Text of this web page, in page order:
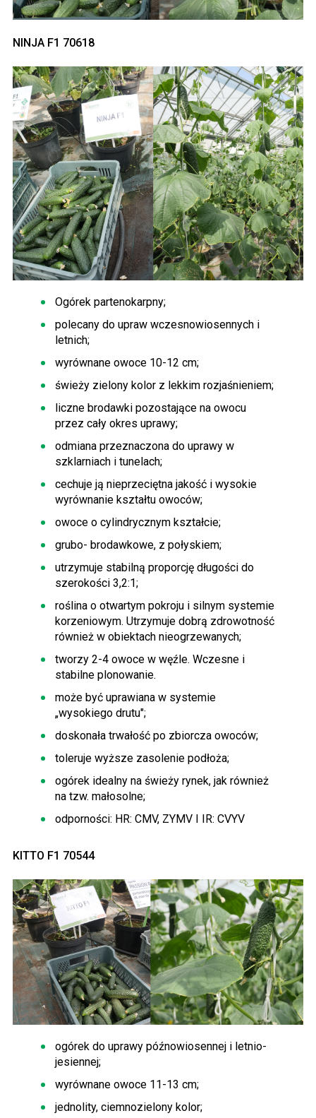
NINJA F1 70618
Ogórek partenokarpny;
polecany do upraw wczesnowiosennych i
letnich;
wyrównane owoce 10-12 cm;
świeży zielony kolor z lekkim rozjaśnieniem;
liczne brodawki pozostające na owocu
przez cały okres uprawy;
odmiana przeznaczona do uprawy w
szklarniach i tunelach;
cechuje ją nieprzeciętna jakość i wysokie
wyrównanie kształtu owoców;
owoce o cylindrycznym kształcie;
grubo- brodawkowe, z połyskiem;
utrzymuje stabilną proporcję długości do
szerokości 3,2:1;
roślina o otwartym pokroju i silnym systemie
korzeniowym. Utrzymuje dobrą zdrowotność
również w obiektach nieogrzewanych;
tworzy 2-4 owoce w węźle. Wczesne i
stabilne plonowanie.
może być uprawiana w systemie
„wysokiego drutu";
doskonała trwałość po zbiorcza owoców;
toleruje wyższe zasolenie podłoża;
ogórek idealny na świeży rynek, jak również
na tzw. małosolne;
odporności: HR: CMV, ZYMV I IR: CVYV
KITTO F1 70544
ogórek do uprawy późnowiosennej i letnio-
jesiennej;
wyrównane owoce 11-13 cm;
jednolity, ciemnozielony kolor;